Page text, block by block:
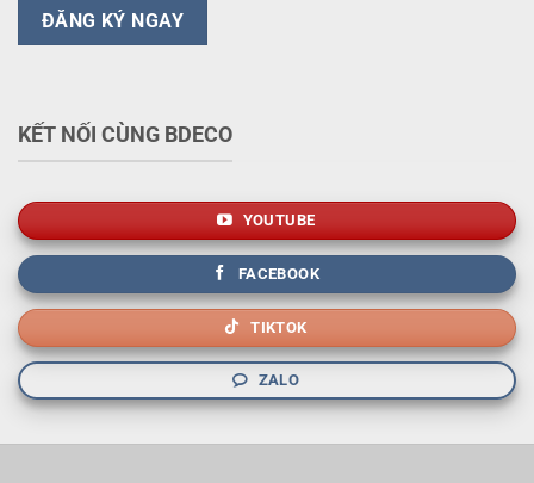
KẾT NỐI CÙNG BDECO
YOUTUBE
FACEBOOK
TIKTOK
ZALO